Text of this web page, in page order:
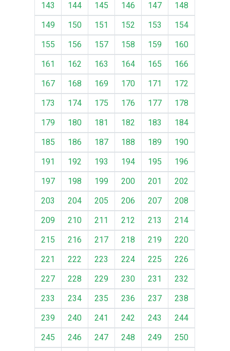
143
144 145 146 147
148
149
150 151 152 153
154
155
156 157 158 159
160
161
162 163 164 165
166
167
168 169 170 171
172
173
174 175 176 177
178
179
180 181 182 183
184
185
186 187 188 189
190
191
192 193 194 195
196
197
198 199 200 201
202
203
204 205 206 207
208
209
210 211 212 213
214
215
216 217 218 219
220
221
222 223 224 225
226
227
228 229 230 231
232
233
234 235 236 237
238
239
240 241 242 243
244
245
246 247 248 249
250